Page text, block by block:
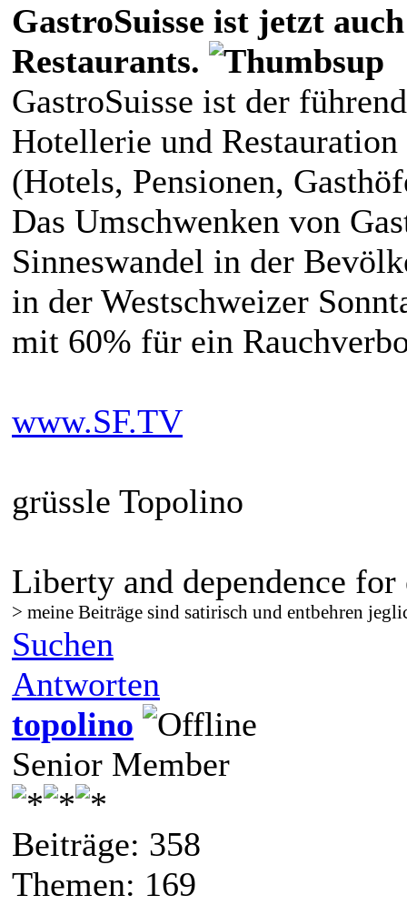
GastroSuisse ist jetzt
Restaurants.
GastroSuisse ist der
Hotellerie und
(Hotels, Pensionen,
Das Umschwenken von
Sinneswandel in der
in der Westschweizer
mit 60% für ein
www.SF.TV
grüssle Topolino
Liberty and dependence for
> meine Beiträge sind satirisch und entbehren
Suchen
Antworten
topolino
Senior Member
Beiträge: 358
Themen: 169